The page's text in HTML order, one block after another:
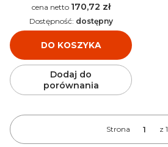
Cena 170,72 zł
DO KOSZYKA
Dostępność: dostępny
Dodaj do
porównania
Strona z 1